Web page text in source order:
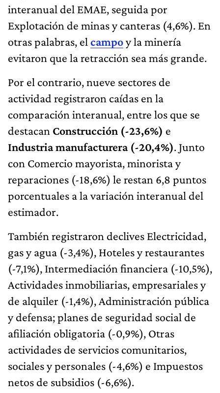
interanual del EMAE, seguida por
Explotación de minas y canteras (4,6%). En
otras palabras, el campoy la minería
evitaron que la retracción sea más grande.
Por el contrario, nueve sectores de
actividad registraron caídas en la
comparación interanual, entre los que se
destacan Construcción (-23,6%) e
Industria manufacturera (-20,4%). Junto
con Comercio mayorista, minorista y
reparaciones (-18,6%) le restan 6,8 puntos
porcentuales a la variación interanual del
estimador.
También registraron declives Electricidad,
gas y agua (-3,4%), Hoteles y restaurantes
(-7,1%), Intermediación financiera (-10,5%),
Actividades inmobiliarias, empresariales y
de alquiler (-1,4%), Administración pública
y defensa; planes de seguridad social de
afiliación obligatoria (-0,9%), Otras
actividades de servicios comunitarios,
sociales y personales (-4,6%) e Impuestos
netos de subsidios (-6,6%).